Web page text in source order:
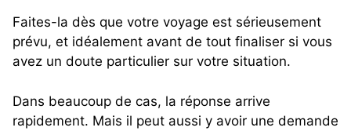
Faites-la dès que votre voyage est sérieusement
prévu, et idéalement avant de tout finaliser si vous
avez un doute particulier sur votre situation.
Dans beaucoup de cas, la réponse arrive
rapidement. Mais il peut aussi y avoir une demande